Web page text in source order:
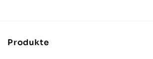
Produkte